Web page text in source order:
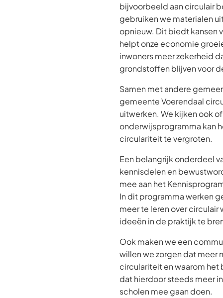
bijvoorbeeld aan circulair
gebruiken we materialen
opnieuw. Dit biedt kansen
helpt onze economie
inwoners meer zekerheid
grondstoffen blijven voor
Samen met andere
gemeente Voerendaal
uitwerken. We kijken ook
onderwijsprogramma kan
circulariteit te vergroten.
Een belangrijk onderdeel
kennisdelen en
mee aan het
In dit programma werken
meer te leren over circulair
ideeën in de praktijk te
Ook maken we een
willen we zorgen dat meer
circulariteit en waarom het
dat hierdoor steeds meer
scholen mee gaan doen.